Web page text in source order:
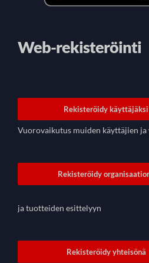
Web-rekisteröinti
Rekisteröidy käyttäjäksi
Vuorovaikutus muiden käyttäjien ja
Rekisteröidy
ja tuotteiden esittelyyn
Rekisteröidy yhteisönä